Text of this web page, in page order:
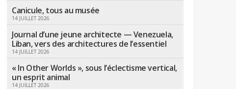
Canicule, tous au musée
14 JUILLET 2026
Journal d’une jeune architecte — Venezuela,
Liban, vers des architectures de l’essentiel
14 JUILLET 2026
« In Other Worlds », sous l’éclectisme vertical,
un esprit animal
14 JUILLET 2026